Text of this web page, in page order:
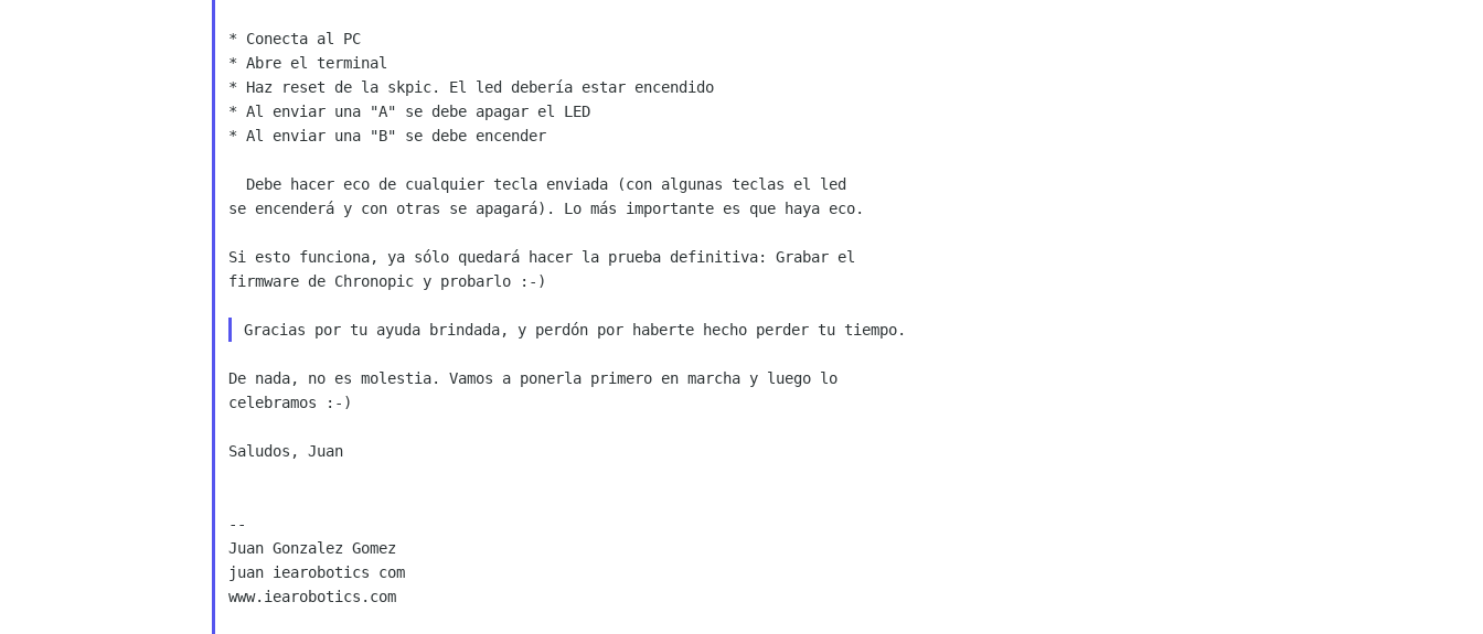
* Conecta al PC
* Abre el terminal
* Haz reset de la skpic. El led debería estar encendido
* Al enviar una "A" se debe apagar el LED
* Al enviar una "B" se debe encender
se encenderá y con otras se apagará). Lo más importante es que haya eco.
Si esto funciona, ya sólo quedará hacer la prueba definitiva: Grabar el
firmware de Chronopic y probarlo :-)
De nada, no es molestia. Vamos a ponerla primero en marcha y luego lo
celebramos :-)
Saludos, Juan
--
Juan Gonzalez Gomez
juan iearobotics com
www.iearobotics.com